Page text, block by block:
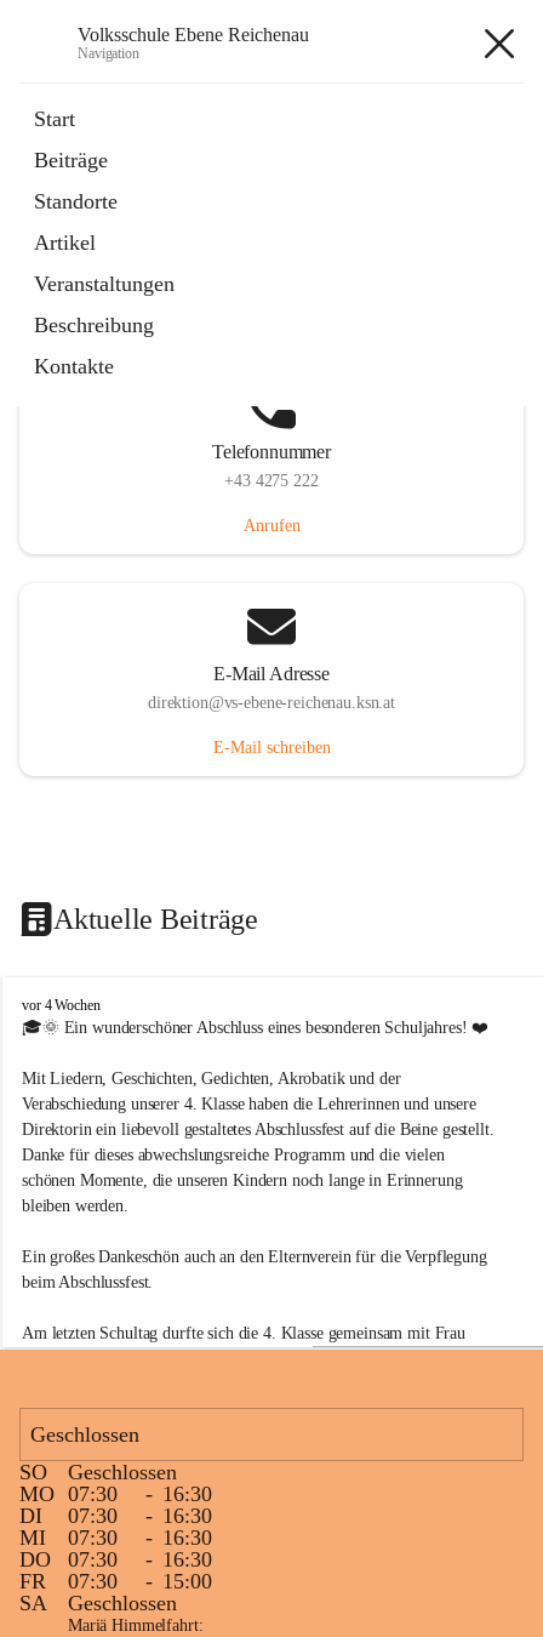
Volksschule Ebene Reichenau
Navigation
Start
Beiträge
Standorte
Artikel
Veranstaltungen
Beschreibung
Kontakte
Telefonnummer
+43 4275 222
Anrufen
E-Mail Adresse
direktion@vs-ebene-reichenau.ksn.at
E-Mail schreiben
Aktuelle Beiträge
V
o
k
s
s
c
h
u
l
E
b
e
e
R
h
e
n
a
u
vor 4 Wochen
🎓🌞 Ein wunderschöner Abschluss eines besonderen Schuljahres! ❤️
Mit Liedern, Geschichten, Gedichten, Akrobatik und der
Verabschiedung unserer 4. Klasse haben die Lehrerinnen und unsere
Direktorin ein liebevoll gestaltetes Abschlussfest auf die Beine gestellt.
Danke für dieses abwechslungsreiche Programm und die vielen
schönen Momente, die unseren Kindern noch lange in Erinnerung
bleiben werden.
Ein großes Dankeschön auch an den Elternverein für die Verpflegung
beim Abschlussfest.
Am letzten Schultag durfte sich die 4. Klasse gemeinsam mit Frau
🍦 Für einen besonders süßen Ferienstart sorgte Familie Huber mit
einem Eis für alle Kinder – vielen Dank für das großzügige Sponsoring
des köstlichen Nockberge Bauernhofeises!
☀️ Schöne Ferien
Geschlossen
SO
Geschlossen
MO 07:30 - 16:30
DI
07:30 - 16:30
MI
07:30 - 16:30
DO
07:30 - 16:30
FR
07:30 - 15:00
SA
Geschlossen
Mariä Himmelfahrt: